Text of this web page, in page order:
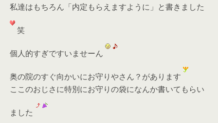
私達はもちろん「内定もらえますように」と書きました
笑
個人的すぎですいませーん
奥の院のすぐ向かいにお守りやさん？があります
ここのおじさに特別にお守りの袋になんか書いてもらい
ました